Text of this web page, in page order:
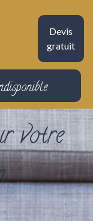
Devis
gratuit
votre